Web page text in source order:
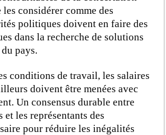
considérer comme des
politiques doivent en faire des
dans la recherche de solutions
pays.
conditions de travail, les salaires
doivent être menées avec
Un consensus durable entre
et les représentants des
pour réduire les inégalités